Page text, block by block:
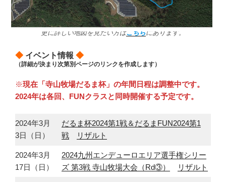
更に詳しい地図を見たい方はこちらにあります。
◆ イベント情報 ◆
（詳細が決まり次第別ページのリンクを作成します）
※現在「寺山牧場だるま杯」の年間日程は調整中です。
2024年は各回、FUNクラスと同時開催する予定です。
2024年3月
3日（日）
だるま杯2024第1戦＆だるまFUN2024第1
戦
リザルト
2024年3月
17日（日）
2024九州エンデューロエリア選手権シリー
ズ 第3戦 寺山牧場大会（Rd③）
リザルト